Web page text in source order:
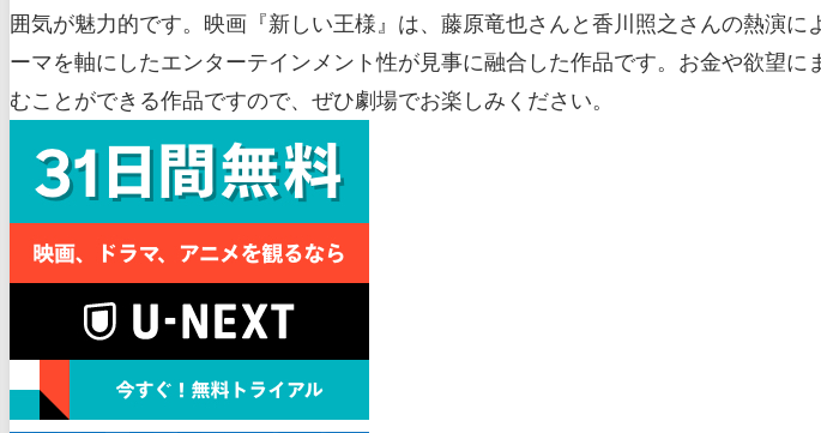
囲気が魅力的です。映画『新しい王様』は、藤原竜也さんと香川照之さんの熱演
ーマを軸にしたエンターテインメント性が見事に融合した作品です。お金や欲望
むことができる作品ですので、ぜひ劇場でお楽しみください。